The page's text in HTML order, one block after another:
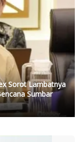
Sorot Lambatnya
Sumbar